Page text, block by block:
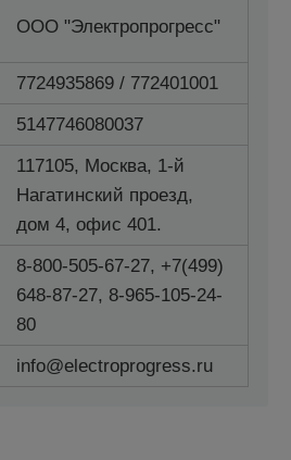
ООО "Электропрогресс"
7724935869 / 772401001
5147746080037
117105, Москва, 1-й
Нагатинский проезд,
дом 4, офис 401.
8-800-505-67-27, +7(499)
648-87-27, 8-965-105-24-
80
info@electroprogress.ru